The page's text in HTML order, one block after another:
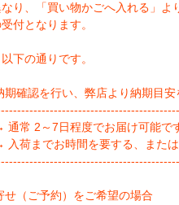
り、「買い物かごへ入れる」よ
付となります。
下の通りです。
確認を行い、弊店より納期目安
常 2～7日程度でお届け可能で
荷までお時間を要する、または
（ご予約）をご希望の場合